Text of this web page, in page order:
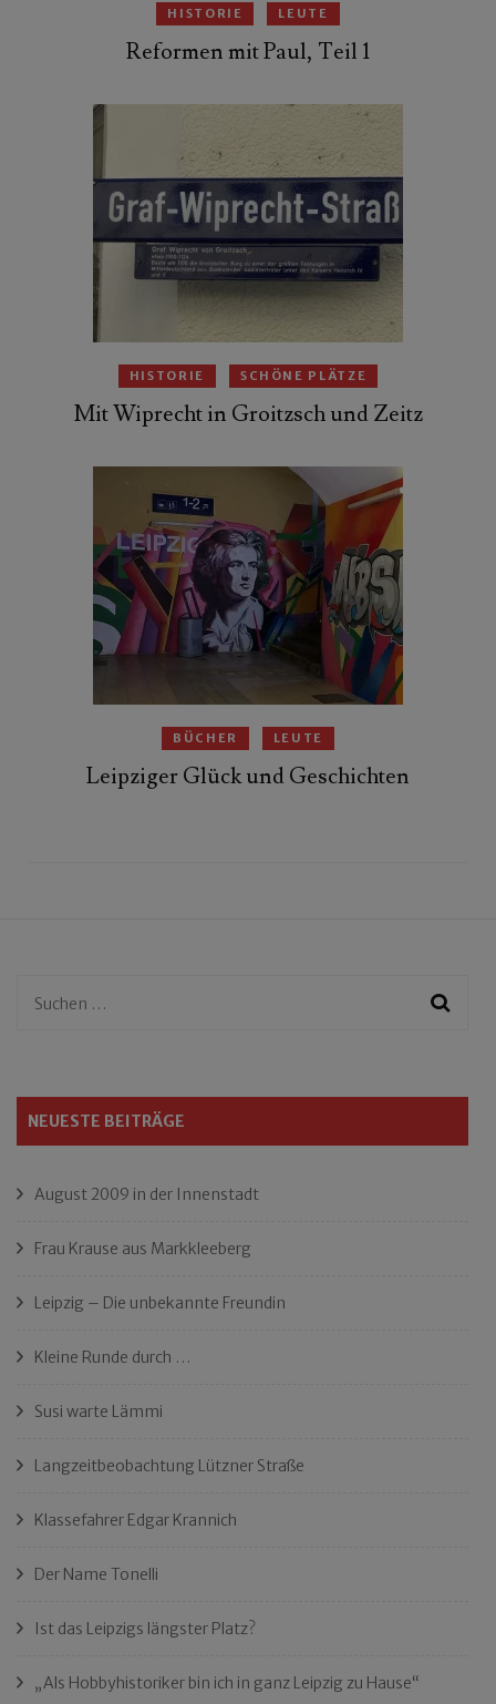
HISTORIE LEUTE
Reformen mit Paul, Teil 1
HISTORIE SCHÖNE PLÄTZE
Mit Wiprecht in Groitzsch und Zeitz
BÜCHER LEUTE
Leipziger Glück und Geschichten
Suchen
NEUESTE BEITRÄGE
August 2009 in der Innenstadt
Frau Krause aus Markkleeberg
Leipzig – Die unbekannte Freundin
Kleine Runde durch …
Susi warte Lämmi
Langzeitbeobachtung Lützner Straße
Klassefahrer Edgar Krannich
Der Name Tonelli
Ist das Leipzigs längster Platz?
„Als Hobbyhistoriker bin ich in ganz Leipzig zu Hause“